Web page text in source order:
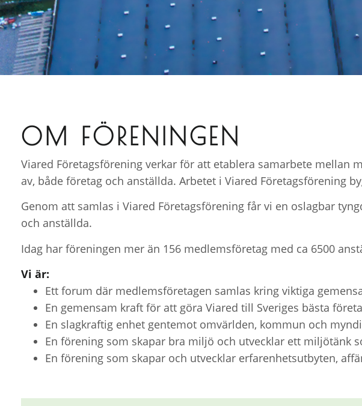
OM FÖRENINGEN
Viared Företagsförening verkar för att etablera samarbete
av, både företag och anställda. Arbetet i Viared Företagsförening
Genom att samlas i Viared Företagsförening får vi en oslagbar
och anställda.
Idag har föreningen mer än 156 medlemsföretag med ca 6500
Vi är:
Ett forum där medlemsföretagen samlas kring viktiga
En gemensam kraft för att göra Viared till Sveriges bästa
En slagkraftig enhet gentemot omvärlden, kommun och
En förening som skapar bra miljö och utvecklar ett miljötänk
En förening som skapar och utvecklar erfarenhetsutbyten,